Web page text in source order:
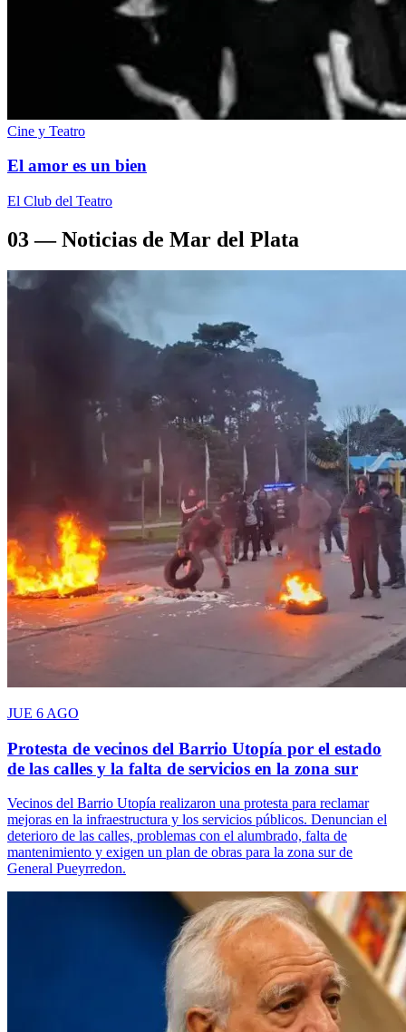
Cine y Teatro
El amor es un bien
El Club del Teatro
03 — Noticias de Mar del Plata
JUE 6 AGO
Protesta de vecinos del Barrio Utopía por el estado
de las calles y la falta de servicios en la zona sur
Vecinos del Barrio Utopía realizaron una protesta para reclamar
mejoras en la infraestructura y los servicios públicos. Denuncian el
deterioro de las calles, problemas con el alumbrado, falta de
mantenimiento y exigen un plan de obras para la zona sur de
General Pueyrredon.